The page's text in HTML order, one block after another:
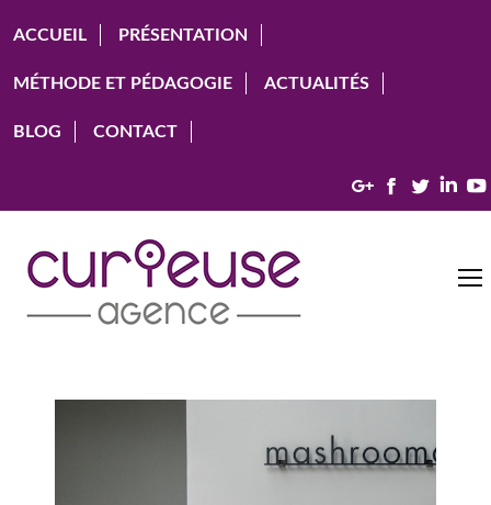
ACCUEIL PRÉSENTATION
MÉTHODE ET PÉDAGOGIE ACTUALITÉS
BLOG CONTACT
Google+Facebook
Twitter